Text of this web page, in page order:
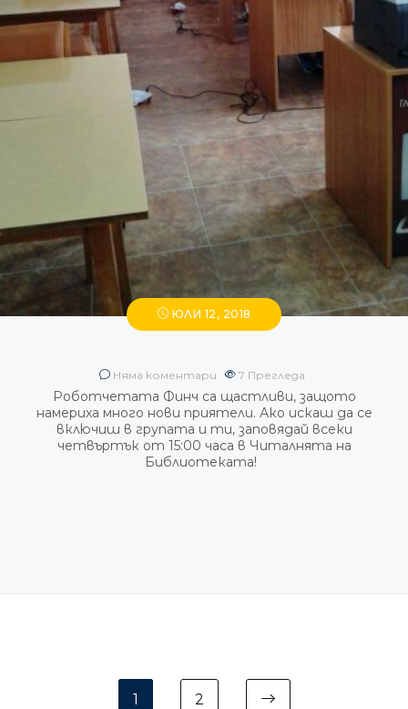
ЮЛИ 12, 2018
Няма коментари 7 Прегледа
Роботчетата Финч са щастливи, защото
намериха много нови приятели. Ако искаш да се
включиш в групата и ти, заповядай всеки
четвъртък от 15:00 часа в Читалнята на
Библиотеката!
1 2